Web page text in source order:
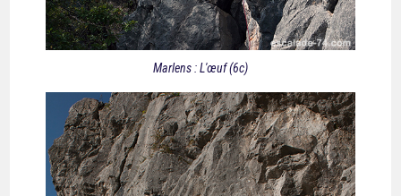
Marlens : L'œuf (6c)